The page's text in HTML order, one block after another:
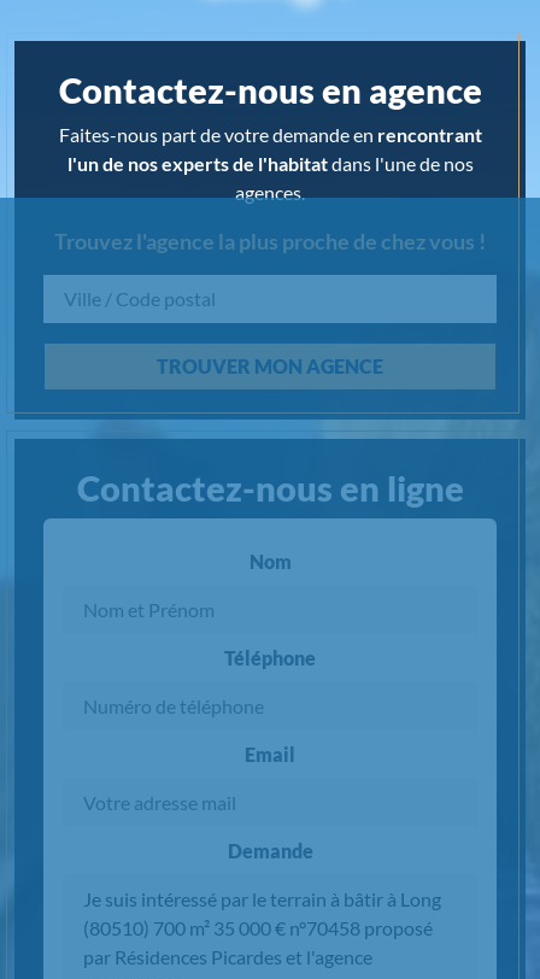
Contactez-nous en agence
Faites-nous part de votre demande en rencontrant
l'un de nos experts de l'habitatdans l'une de nos
agences.
Trouvez l'agence la plus proche de chez vous !
Chargement...
TROUVER MON AGENCE
Contactez-nous en ligne
Nom
Téléphone
Email
Demande